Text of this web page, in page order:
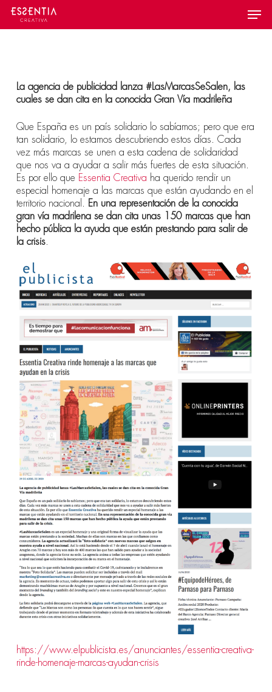
Skip
main
Menu
La agencia de publicidad lanza #LasMarcasSeSalen, las
cuales se dan cita en la conocida Gran Vía madrileña
Que España es un país solidario lo sabíamos; pero que era
tan solidario, lo estamos descubriendo estos días. Cada
vez más marcas se unen a esta cadena de solidaridad
que nos va a ayudar a salir más fuertes de esta situación.
Es por ello que Essentia Creativa ha querido rendir un
especial homenaje a las marcas que están ayudando en el
territorio nacional. En una representación de la conocida
gran vía madrilena se dan cita unas 150 marcas que han
hecho pública la ayuda que están prestando para salir de
la crisis.
https://www.elpublicista.es/anunciantes/essentia-creativa-
rinde-homenaje-marcas-ayudan-crisis